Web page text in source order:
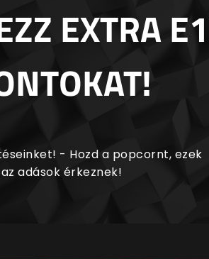
EXTRA E1
- Hozd a popcornt, ezek
az adások érkeznek!